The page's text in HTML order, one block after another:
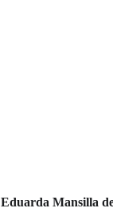
Eduarda Mansilla